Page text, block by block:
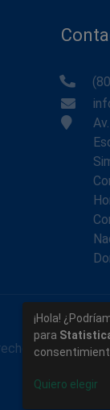
reservados.
¡Hola!
para
Quiero elegir